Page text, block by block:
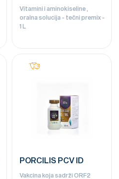
Vitamini i aminokiseline ,
oralna solucija - tečni premix -
1 L
PORCILIS PCV ID
Vakcina koja sadrži ORF2